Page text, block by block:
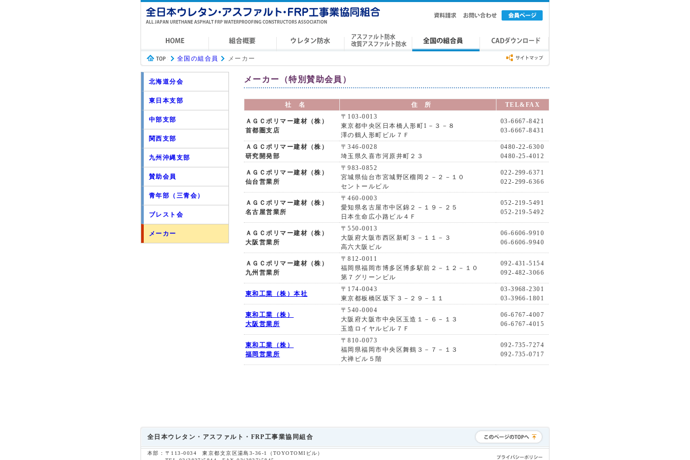
全国の組合員 メーカー
メーカー（特別賛助会員）
社 名 住 所 TEL&FAX
ＡＧＣポリマー建材（株）
首都圏支店
〒103-0013
東京都中央区日本橋人形町1－３－８
澤の鶴人形町ビル７Ｆ
03-6667-8421
03-6667-8431
ＡＧＣポリマー建材（株）
研究開発部
〒346-0028
埼玉県久喜市河原井町２３
0480-22-6300
0480-25-4012
ＡＧＣポリマー建材（株）
仙台営業所
〒983-0852
宮城県仙台市宮城野区榴岡２－２－１０
セントールビル
022-299-6371
022-299-6366
ＡＧＣポリマー建材（株）
名古屋営業所
〒460-0003
愛知県名古屋市中区錦２－１９－２５
日本生命広小路ビル４Ｆ
052-219-5491
052-219-5492
ＡＧＣポリマー建材（株）
大阪営業所
〒550-0013
大阪府大阪市西区新町３－１１－３
高六大阪ビル
06-6606-9910
06-6606-9940
ＡＧＣポリマー建材（株）
九州営業所
〒812-0011
福岡県福岡市博多区博多駅前２－１２－１０
第７グリーンビル
092-431-5154
092-482-3066
東和工業（株）本社
〒174-0043
東京都板橋区坂下３－２９－１１
03-3968-2301
03-3966-1801
東和工業（株）
大阪営業所
〒540-0004
大阪府大阪市中央区玉造１－６－１３
玉造ロイヤルビル７Ｆ
06-6767-4007
06-6767-4015
東和工業（株）
福岡営業所
〒810-0073
福岡県福岡市中央区舞鶴３－７－１３
大禅ビル５階
092-735-7274
092-735-0717
北海道分会
東日本支部
中部支部
関西支部
九州沖縄支部
賛助会員
青年部（三青会）
ブレスト会
メーカー
全日本ウレタン・アスファルト・FRP工事業協同組合
本部：〒113-0034 東京都文京区湯島3-36-1（TOYOTOMIビル）